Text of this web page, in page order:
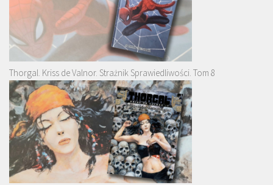
Thorgal. Kriss de Valnor. Strażnik Sprawiedliwości. Tom 8